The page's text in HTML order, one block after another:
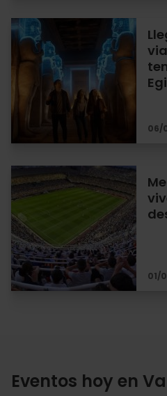
06/
01/
Eventos hoy en